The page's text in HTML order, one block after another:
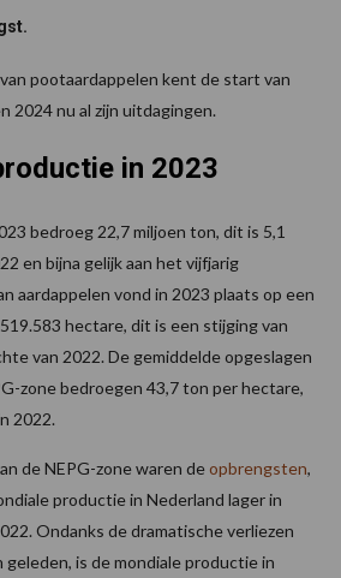
pootaardappelen kent de start van
2024 nu al zijn uitdagingen.
in 2023
bedroeg 22,7 miljoen ton, dit is 5,1
en bijna gelijk aan het vijfjarig
aardappelen vond in 2023 plaats op een
hectare, dit is een stijging van
van 2022. De gemiddelde opgeslagen
zone bedroegen 43,7 ton per hectare,
2022.
de NEPG-zone waren deopbrengsten,
productie in Nederland lager in
Ondanks de dramatische verliezen
is de mondiale productie in